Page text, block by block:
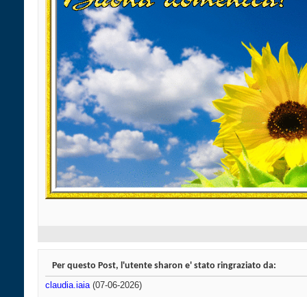
Per questo Post, l'utente sharon e' stato ringraziato da:
claudia.iaia (07-06-2026)